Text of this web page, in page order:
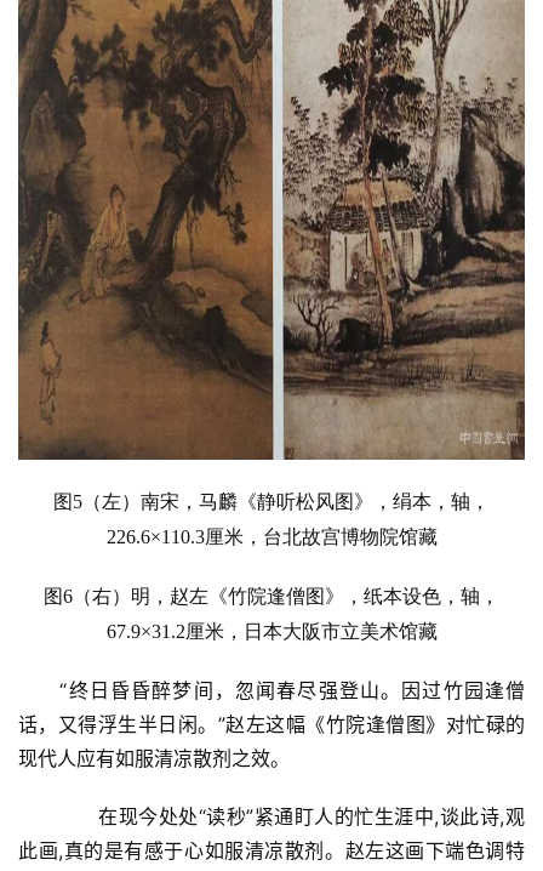
砚
边
夜
话
美
术
图
库
容
易
寫
錯
用
图5 （左） 南宋， 马麟 《静听松风图》，绢本，轴，
226.6×110.3厘米，台北故宫博物院馆藏
图6 （右） 明， 赵左 《竹院逢僧图》，纸本设色，轴，
67.9×31.2厘米，日本大阪市立美术馆藏
“终日昏昏醉梦间，忽闻春尽强登山。因过竹园逢僧
话，又得浮生半日闲。”赵左这幅《竹院逢僧图》对忙碌的
现代人应有如服清凉散剂之效。
在现今处处“读秒”紧通盯人的忙生涯中,谈此诗,观
此画,真的是有感于心如服清凉散剂。赵左这画下端色调特